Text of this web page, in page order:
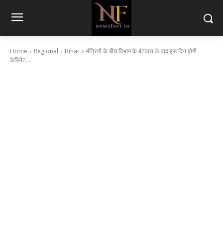
Home Regional Bihar
मंत्रियों के बीच विभाग के बंटवारा के बाद इस दिन होगी
कैबिनेट...